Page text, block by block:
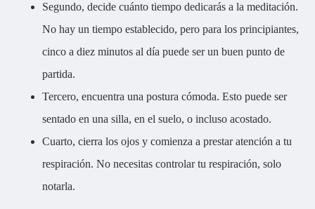
Segundo, decide cuánto tiempo dedicarás a la meditación.
No hay un tiempo establecido, pero para los principiantes,
cinco a diez minutos al día puede ser un buen punto de
partida.
Tercero, encuentra una postura cómoda. Esto puede ser
sentado en una silla, en el suelo, o incluso acostado.
Cuarto, cierra los ojos y comienza a prestar atención a tu
respiración. No necesitas controlar tu respiración, solo
notarla.